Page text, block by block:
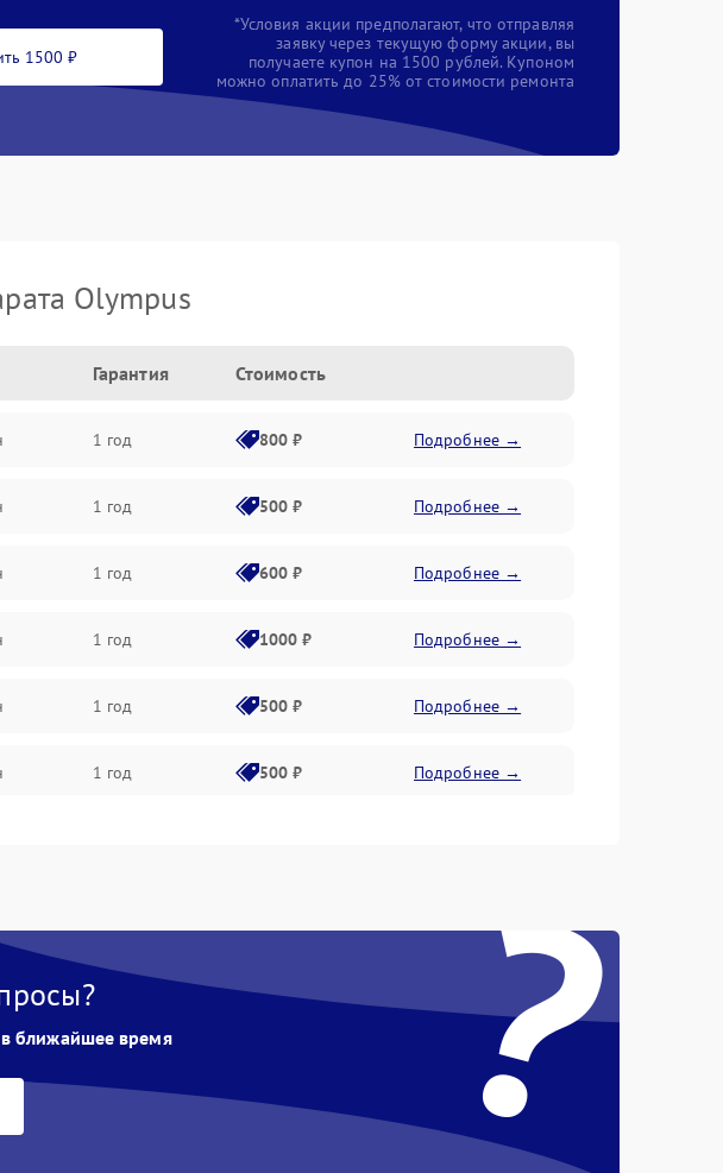
1500 ₽
*Условия акции предполагают, что отправляя
заявку через текущую форму акции, вы
получаете купон на 1500 рублей. Купоном
можно оплатить до 25% от стоимости ремонта
Olympus
Гарантия Стоимость
1 год 800 ₽ Подробнее →
1 год 500 ₽ Подробнее →
1 год 600 ₽ Подробнее →
1 год 1000 ₽ Подробнее →
1 год 500 ₽ Подробнее →
1 год 500 ₽ Подробнее →
?
в ближайшее время